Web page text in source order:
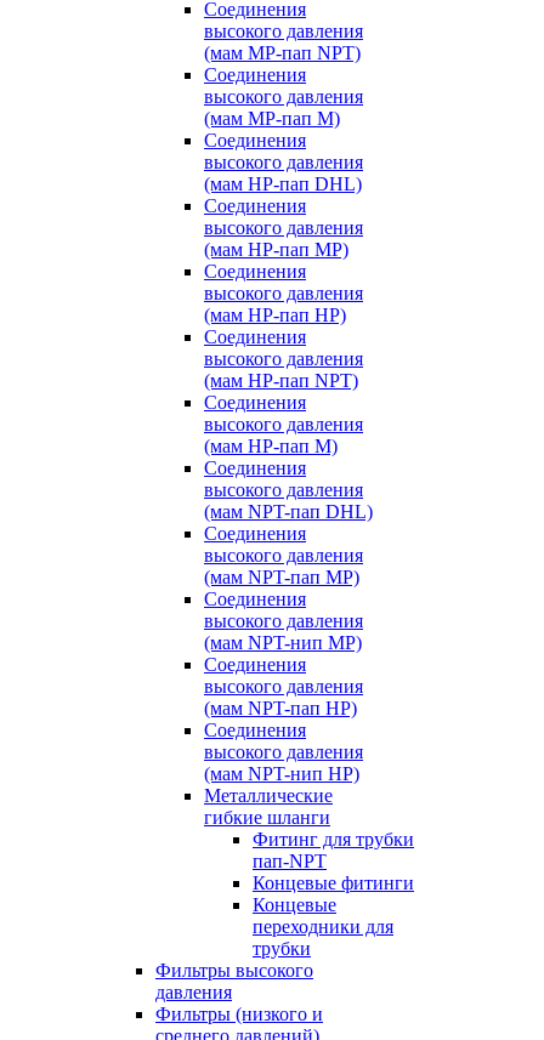
Соединения
высокого давления
(мам MP-пап NPT)
Соединения
высокого давления
(мам MP-пап M)
Соединения
высокого давления
(мам HP-пап DHL)
Соединения
высокого давления
(мам HP-пап MP)
Соединения
высокого давления
(мам HP-пап HP)
Соединения
высокого давления
(мам HP-пап NPT)
Соединения
высокого давления
(мам HP-пап M)
Соединения
высокого давления
(мам NPT-пап DHL)
Соединения
высокого давления
(мам NPT-пап MP)
Соединения
высокого давления
(мам NPT-нип MP)
Соединения
высокого давления
(мам NPT-пап HP)
Соединения
высокого давления
(мам NPT-нип HP)
Металлические
гибкие шланги
Фитинг для трубки
пап-NPT
Концевые фитинги
Концевые
переходники для
трубки
Фильтры высокого
давления
Фильтры (низкого и
среднего давлений)